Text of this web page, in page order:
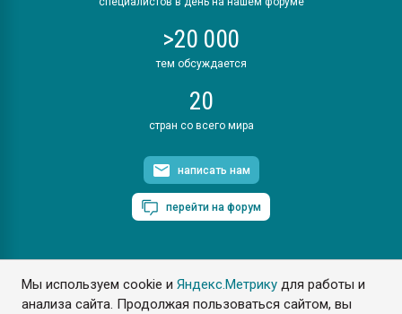
Мы используем cookie иЯндекс.Метрику для работы и
анализа сайта. Продолжая пользоваться сайтом, вы
>20 000
тем обсуждается
20
стран со всего мира
написать нам
перейти на форум
ПластЭксперт © 2006. Все права защищены
Разрешается копирование материалов сайта с обязательной